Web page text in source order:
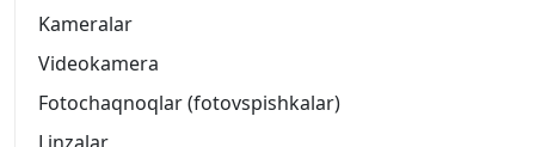
Kameralar
Videokamera
Fotochaqnoqlar (fotovspishkalar)